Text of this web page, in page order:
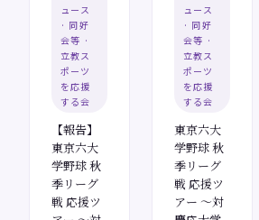
ュース
· 同好
会等 ·
立教ス
ポーツ
を応援
する会
【報告】
東京六大
学野球 秋
季リーグ
戦 応援ツ
ュース
· 同好
会等 ·
立教ス
ポーツ
を応援
する会
東京六大
学野球 秋
季リーグ
戦 応援ツ
アー ～対